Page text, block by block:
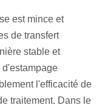
est mince et
de transfert
stable et
l'efficacité de
traitement. Dans le